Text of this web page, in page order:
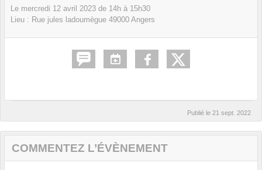
Le mercredi 12 avril 2023 de 14h à 15h30
Lieu : Rue jules ladoumègue 49000 Angers
Publié le 21 sept. 2022
COMMENTEZ L’ÉVÈNEMENT